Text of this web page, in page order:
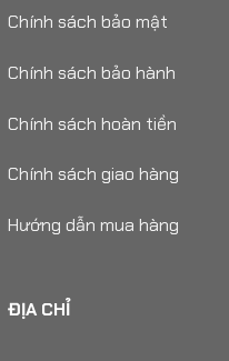
Chính sách bảo mật
Chính sách bảo hành
Chính sách hoàn tiền
Chính sách giao hàng
Hướng dẫn mua hàng
ĐỊA CHỈ